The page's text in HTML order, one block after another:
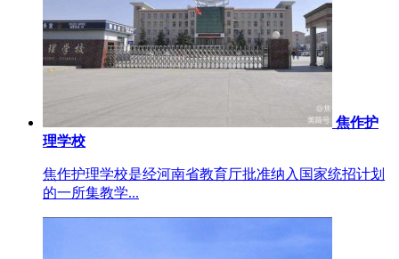
焦作护
理学校
焦作护理学校是经河南省教育厅批准纳入国家统招计划
的一所集教学...